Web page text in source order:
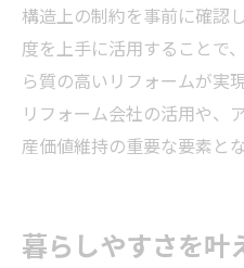
構造上の制約を事前に確認
度を上手に活用することで
ら質の高いリフォームが実
リフォーム会社の活用や、
産価値維持の重要な要素とな
暮らしやすさを叶